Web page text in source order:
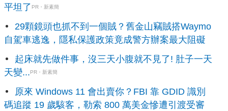
平坦了 PR・新素簡
29顆鏡頭也抓不到一個賊？舊金山竊賊搭Waymo
自駕車逃逸，隱私保護政策竟成警方辦案最大阻礙
起床就先做件事，沒三天小腹就不見了! 肚子一天
天變...PR・新素簡
原來 Windows 11 會出賣你？FBI 靠 GDID 識別
碼追蹤 19 歲駭客，勒索 800 萬美金慘遭引渡受審